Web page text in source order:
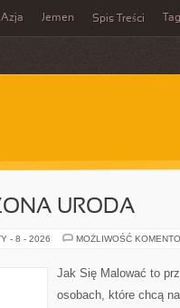
Azja Jemen Spis Treści
URODA
- 8 - 2026 MOŻLIWOŚĆ
Jak Się Malować to
osobach, które chcą